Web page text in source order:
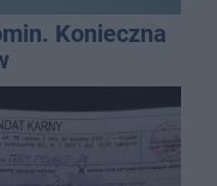
Konieczna